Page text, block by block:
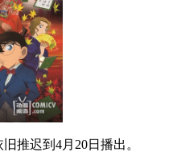
推迟到4月20日播出。